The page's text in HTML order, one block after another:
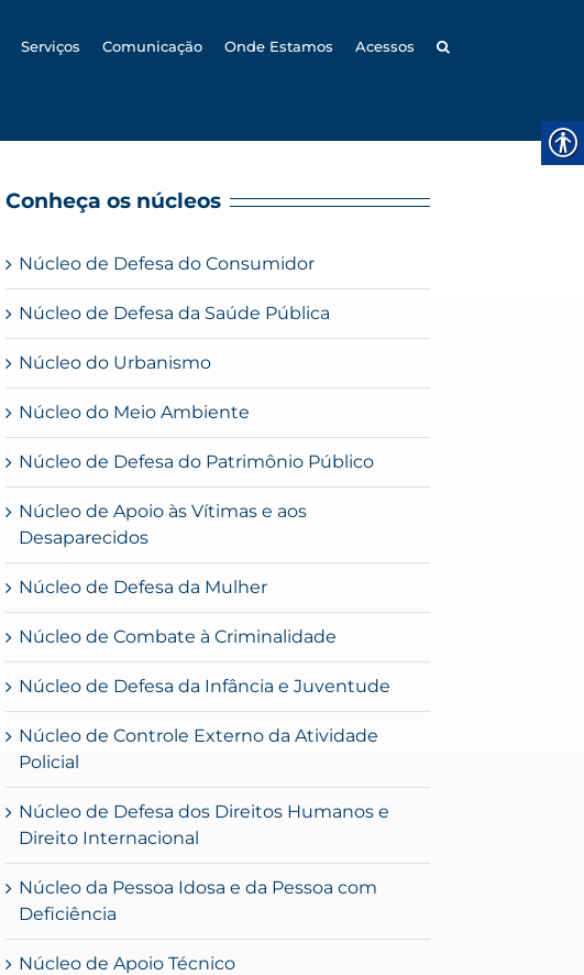
Serviços Comunicação Onde Estamos Acessos
Conheça os núcleos
Núcleo de Defesa do Consumidor
Núcleo de Defesa da Saúde Pública
Núcleo do Urbanismo
Núcleo do Meio Ambiente
Núcleo de Defesa do Patrimônio Público
Núcleo de Apoio às Vítimas e aos
Desaparecidos
Núcleo de Defesa da Mulher
Núcleo de Combate à Criminalidade
Núcleo de Defesa da Infância e Juventude
Núcleo de Controle Externo da Atividade
Policial
Núcleo de Defesa dos Direitos Humanos e
Direito Internacional
Núcleo da Pessoa Idosa e da Pessoa com
Deficiência
Núcleo de Apoio Técnico